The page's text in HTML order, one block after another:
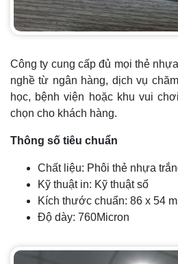
Công ty cung cấp đủ mọi thẻ
nghề từ ngân hàng, dịch vụ
học, bệnh viện hoặc khu vui
chọn cho khách hàng.
Thông số tiêu chuẩn
Chất liệu: Phôi thẻ nhựa
Kỹ thuật in: Kỹ thuật số
Kích thước chuẩn: 86 x 54
Độ dày: 760Micron